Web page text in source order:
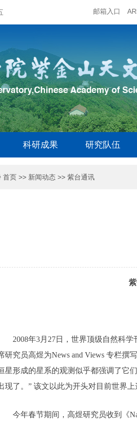
邮箱入口
科研成果 研究队伍
首页>> 新闻动态>> 紫台通讯
2008年3月27日，世界顶级自然科学
研究员高煜为News and Views 专栏
星形成的星系的观测似乎都强调了它
现了。” 该文以此为开头对目前世界
今年春节期间，高煜研究员收到《